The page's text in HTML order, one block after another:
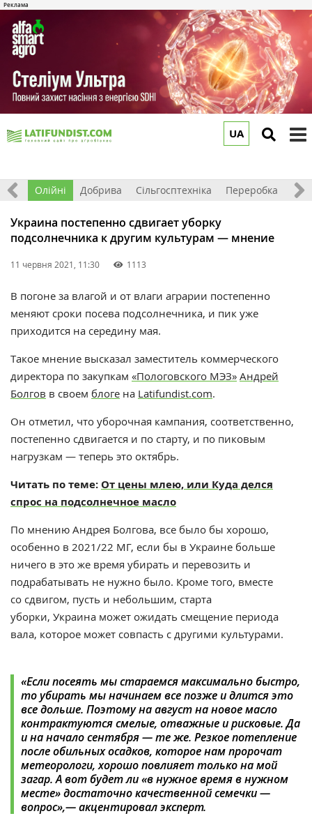
UA
Олійні Добрива Сільгосптехніка Переробка
Украина постепенно сдвигает уборку
подсолнечника к другим культурам — мнение
11 червня 2021, 11:30 1113
В погоне за влагой и от влаги аграрии постепенно
меняют сроки посева подсолнечника, и пик уже
приходится на середину мая.
Такое мнение высказал заместитель коммерческого
директора по закупкам «Пологовского МЭЗ» Андрей
Болгов в своем блоге на Latifundist.com.
Он отметил, что уборочная кампания, соответственно,
постепенно сдвигается и по старту, и по пиковым
нагрузкам — теперь это октябрь.
Читать по теме: От цены млею, или Куда делся
спрос на подсолнечное масло
По мнению Андрея Болгова, все было бы хорошо,
особенно в 2021/22 МГ, если бы в Украине больше
ничего в это же время убирать и перевозить и
подрабатывать не нужно было. Кроме того, вместе
со сдвигом, пусть и небольшим, старта
уборки, Украина может ожидать смещение периода
вала, которое может совпасть с другими культурами.
«Если посеять мы стараемся максимально быстро,
то убирать мы начинаем все позже и длится это
все дольше. Поэтому на август на новое масло
контрактуются смелые, отважные и рисковые. Да
и на начало сентября — те же. Резкое потепление
после обильных осадков, которое нам пророчат
метеорологи, хорошо повлияет только на мой
загар. А вот будет ли «в нужное время в нужном
месте» достаточно качественной семечки —
вопрос»,— акцентировал эксперт.